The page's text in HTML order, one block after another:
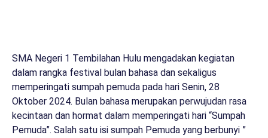
SMA Negeri 1 Tembilahan Hulu mengadakan kegiatan
dalam rangka festival bulan bahasa dan sekaligus
memperingati sumpah pemuda pada hari Senin, 28
Oktober 2024. Bulan bahasa merupakan perwujudan rasa
kecintaan dan hormat dalam memperingati hari “Sumpah
Pemuda”. Salah satu isi sumpah Pemuda yang berbunyi ”